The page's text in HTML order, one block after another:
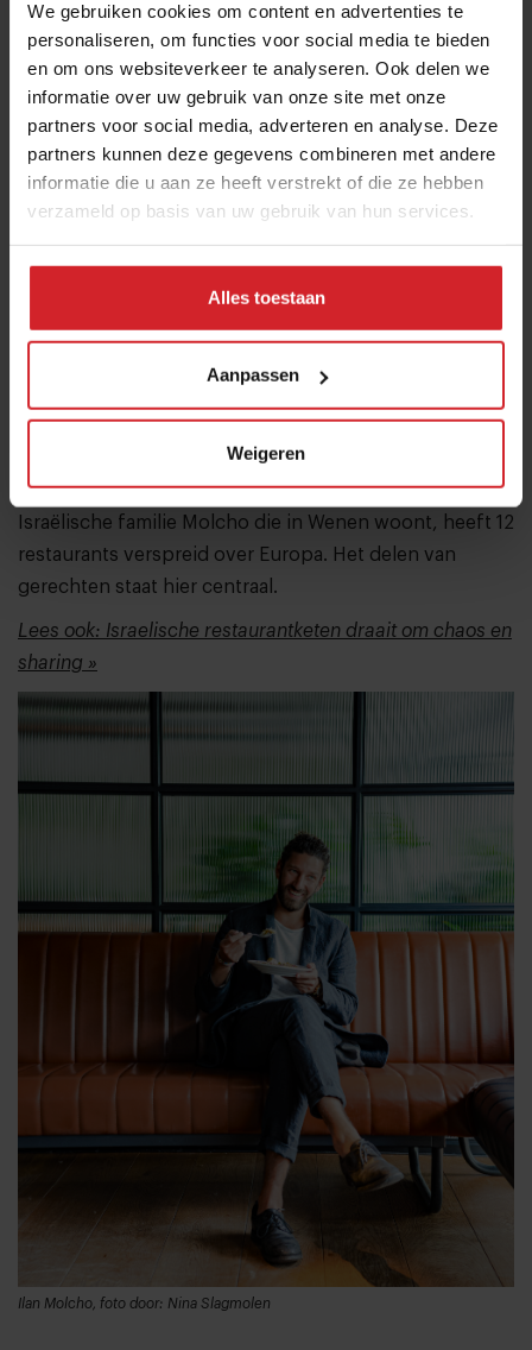
We gebruiken cookies om content en advertenties te
personaliseren, om functies voor social media te bieden
en om ons websiteverkeer te analyseren. Ook delen we
informatie over uw gebruik van onze site met onze
partners voor social media, adverteren en analyse. Deze
partners kunnen deze gegevens combineren met andere
informatie die u aan ze heeft verstrekt of die ze hebben
verzameld op basis van uw gebruik van hun services.
Alles toestaan
Aanpassen
Weigeren
partnerswaarin ze lerendelicious (smaakvolle) en
nutritious(voedzame) maaltijden te bereiden met
groenten.”
Lees hier meer over het foodaanbod bij Google »
6. Het nieuwe sharing
Rondom de eettafel ontstaan connecties, daar worden
te delen, dat maakt het dynamisch en interactief.
Volgens Ilan Molcho, een van de mede-eigenaren van
en zijn familie is dat zonder twijfel de sharing trend.
Deze trend wordt tot in de puntjes doorgevoerd in de
restaurants van NENI. Deze keten, opgericht door een
Israëlische familie Molcho die in Wenen woont, heeft 12
restaurants verspreid over Europa. Het delen van
gerechten staat hier centraal.
Lees ook: Israelische restaurantketen draait om chaos en
sharing »
Ilan Molcho, foto door: Nina Slagmolen